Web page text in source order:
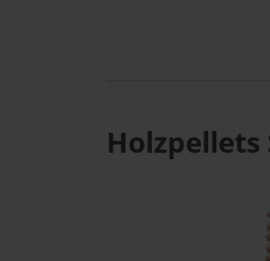
Holzpellets